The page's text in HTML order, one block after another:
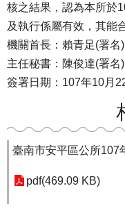
核之結果，認為本所於
及執行係屬有效，其能
機關首長：賴青足(署名)
主任秘書：陳俊達(署名)
簽署日期：107年10月
臺南市安平區公所107
pdf(469.09 KB)